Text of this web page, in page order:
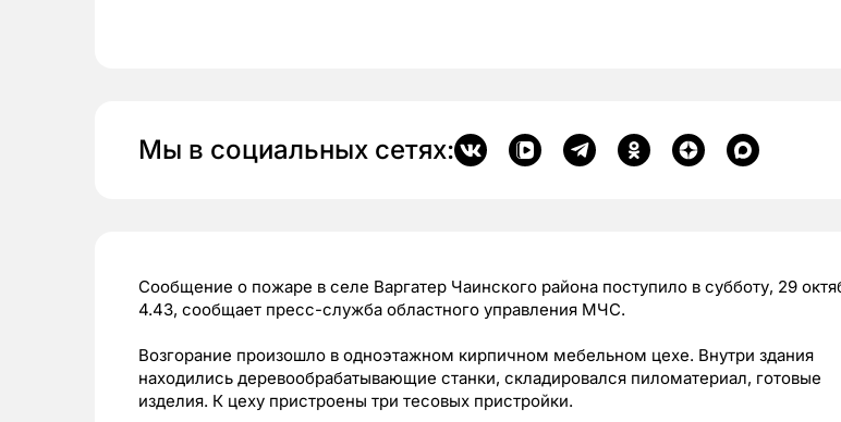
Мы в социальных сетях:
Сообщение о пожаре в селе Варгатер Чаинского района поступило в субботу, 29
4.43, сообщает пресс-служба областного управления МЧС.
Возгорание произошло в одноэтажном кирпичном мебельном цехе. Внутри здания
находились деревообрабатывающие станки, складировался пиломатериал, готовые
изделия. К цеху пристроены три тесовых пристройки.